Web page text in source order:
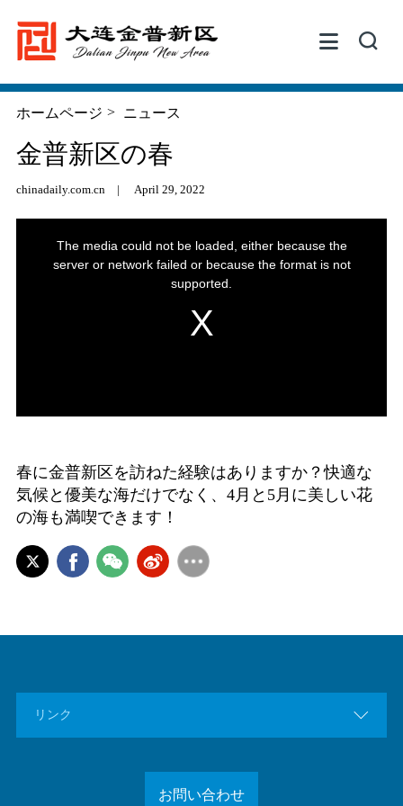
 
ホームページ > ニュース
金普新区の春
chinadaily.com.cn | April 29, 2022
春に金普新区を訪ねた経験はありますか？快適な
気候と優美な海だけでなく、4月と5月に美しい花
の海も満喫できます！
リンク 
お問い合わせ